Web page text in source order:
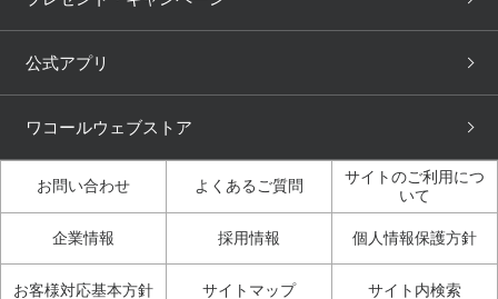
Licensed Brands
ニュース＆トピックス
大人の工場見学inベトナム
人間科学研究開発センター見
学
ガイド（マンガ）
3Dボディスキャン体験（マ
公式アプリ
ワコールウェブストア
お問い合わせ よくあるご質問
サイトのご利用につ
いて
企業情報 採用情報 個人情報保護方針
お客様対応基本方針 サイトマップ サイト内検索